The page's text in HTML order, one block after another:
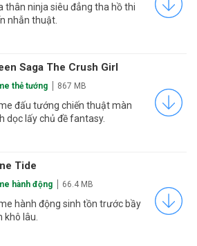
thân ninja siêu đẳng tha hồ thi
nhẫn thuật.
Saga The Crush Girl
thẻ tướng 867 MB
đấu tướng chiến thuật màn
dọc lấy chủ đề fantasy.
Tide
hành động 66.4 MB
hành động sinh tồn trước bầy
khô lâu.